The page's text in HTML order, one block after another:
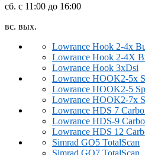
сб. с 11:00 до 16:00
вс. вых.
Lowrance Hook 2-4x
Lowrance Hook 2-4X
Lowrance Hook 3xDsi
Lowrance HOOK2-5x
Lowrance HOOK2-5
Lowrance HOOK2-7x
Lowrance HDS 7
Lowrance HDS-9
Lowrance HDS 12
Simrad GO5 TotalScan
Simrad GO7 TotalScan